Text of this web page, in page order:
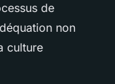
de
non
culture